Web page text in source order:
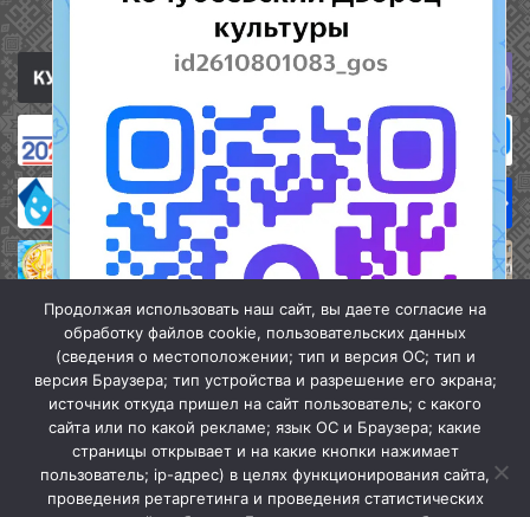
Полезные ссылки
Продолжая использовать наш сайт, вы даете согласие на
обработку файлов cookie, пользовательских данных
(сведения о местоположении; тип и версия ОС; тип и
версия Браузера; тип устройства и разрешение его экрана;
источник откуда пришел на сайт пользователь; с какого
сайта или по какой рекламе; язык ОС и Браузера; какие
страницы открывает и на какие кнопки нажимает
пользователь; ip-адрес) в целях функционирования сайта,
проведения ретаргетинга и проведения статистических